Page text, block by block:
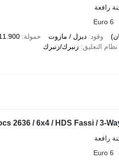
رافعة
Euro 6
وقود ديزل / مازوت حمولة 11.900
نظام التعليق زنبرك/زنبرك
2636 / 6x4 / HDS Fassi / 3-
رافعة
Euro 6